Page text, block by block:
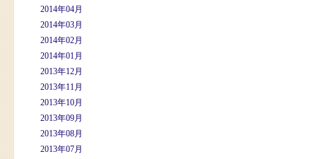
2014年04月
2014年03月
2014年02月
2014年01月
2013年12月
2013年11月
2013年10月
2013年09月
2013年08月
2013年07月